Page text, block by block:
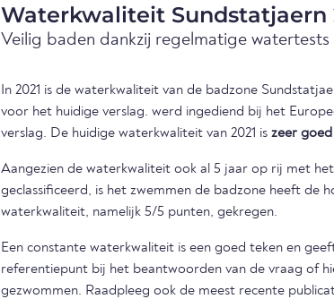
Waterkwaliteit Sundstatjaern
Veilig baden dankzij regelmatige watertests
In 2021 is de waterkwaliteit van de badzone
voor het huidige verslag. werd ingediend bij het
verslag. De huidige waterkwaliteit van 2021 is zeer goed
Aangezien de waterkwaliteit ook al 5 jaar op rij met
geclassificeerd, is het zwemmen de badzone heeft de
waterkwaliteit, namelijk 5/5 punten, gekregen.
Een constante waterkwaliteit is een goed teken en
referentiepunt bij het beantwoorden van de vraag of
gezwommen. Raadpleeg ook de meest recente